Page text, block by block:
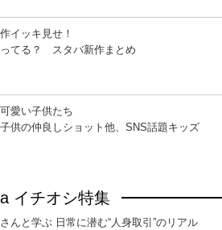
イッキ見せ！
てる？ スタバ新作まとめ
愛い子供たち
供の仲良しショット他、SNS話題キッズ
イチオシ特集
んと学ぶ 日常に潜む“人身取引”のリアル